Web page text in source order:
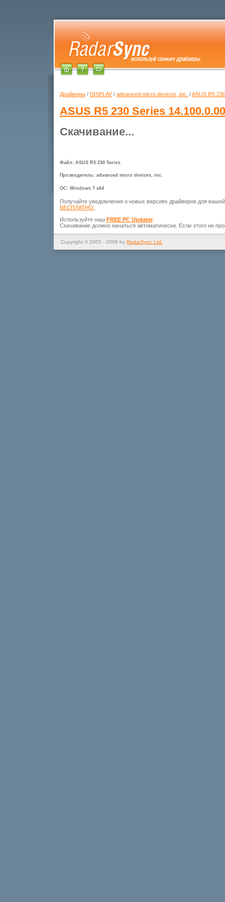
Драйверы / DISPLAY / advanced micro devices, inc. /ASUS R5
ASUS R5 230 Series
Скачивание...
Файл: ASUS R5 230 Series
Прозводитель: advanced micro devices, inc.
ОС: Windows 7 x64
Получайте уведомления о новых версиях драйверов для
БЕСПЛАТНО.
Используйте наш FREE PC Updater.
Скачивание должно начаться автоматически. Если этого не
Copyright © 2005 - 2009 by RadarSync Ltd.